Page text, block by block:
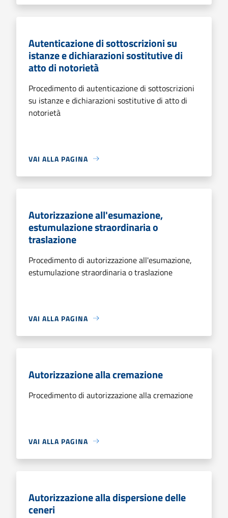
Autenticazione di sottoscrizioni su
istanze e dichiarazioni sostitutive di
atto di notorietà
Procedimento di autenticazione di sottoscrizioni
su istanze e dichiarazioni sostitutive di atto di
notorietà
VAI ALLA PAGINA
Autorizzazione all'esumazione,
estumulazione straordinaria o
traslazione
Procedimento di autorizzazione all'esumazione,
estumulazione straordinaria o traslazione
VAI ALLA PAGINA
Autorizzazione alla cremazione
Procedimento di autorizzazione alla cremazione
VAI ALLA PAGINA
Autorizzazione alla dispersione delle
ceneri